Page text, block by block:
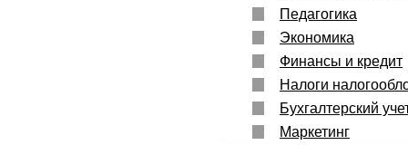
Педагогика
Экономика
Финансы и кредит
Налоги
Бухгалтерский
Маркетинг